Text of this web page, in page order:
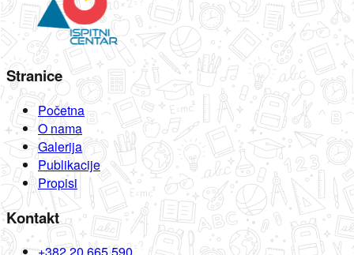
Stranice
Početna
O nama
Galerija
Publikacije
Propisi
Kontakt